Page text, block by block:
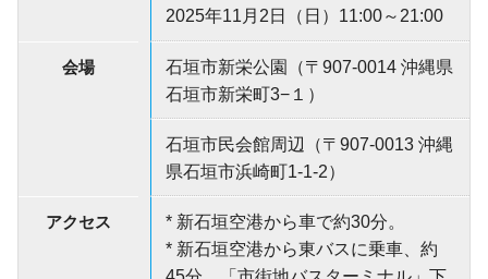
2025年11月2日（日）11:00～21:00
会場
石垣市新栄公園（〒907-0014 沖縄県
石垣市新栄町3−１）
石垣市民会館周辺（〒907-0013 沖縄
県石垣市浜崎町1-1-2）
アクセス
* 新石垣空港から車で約30分。
* 新石垣空港から東バスに乗車、約